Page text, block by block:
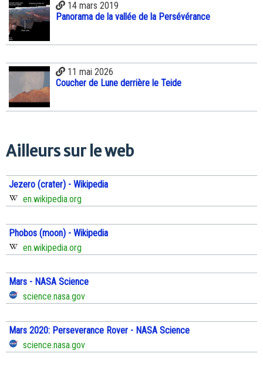
14 mars 2019
Panorama de la vallée de la Persévérance
11 mai 2026
Coucher de Lune derrière le Teide
Ailleurs sur le web
Jezero (crater) - Wikipedia
en.wikipedia.org
Phobos (moon) - Wikipedia
en.wikipedia.org
Mars - NASA Science
science.nasa.gov
Mars 2020: Perseverance Rover - NASA Science
science.nasa.gov